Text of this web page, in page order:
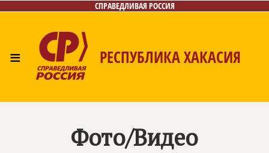
СПРАВЕДЛИВАЯ РОССИЯ
≡ РЕСПУБЛИКА ХАКАСИЯ
Контакты
Фото/Видео